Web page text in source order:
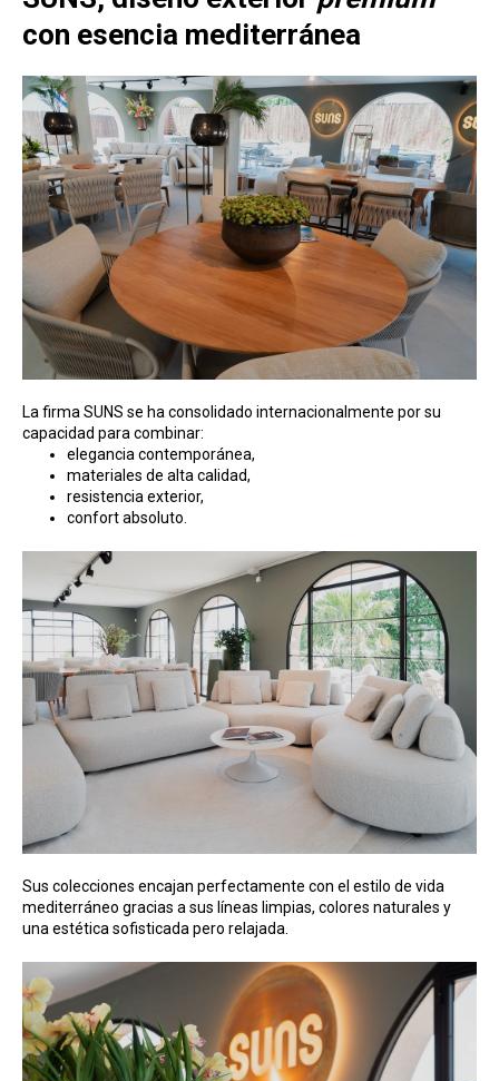
con esencia mediterránea
La firma SUNS se ha consolidado internacionalmente por su
capacidad para combinar:
elegancia contemporánea,
materiales de alta calidad,
resistencia exterior,
confort absoluto.
Sus colecciones encajan perfectamente con el estilo de vida
mediterráneo gracias a sus líneas limpias, colores naturales y
una estética sofisticada pero relajada.